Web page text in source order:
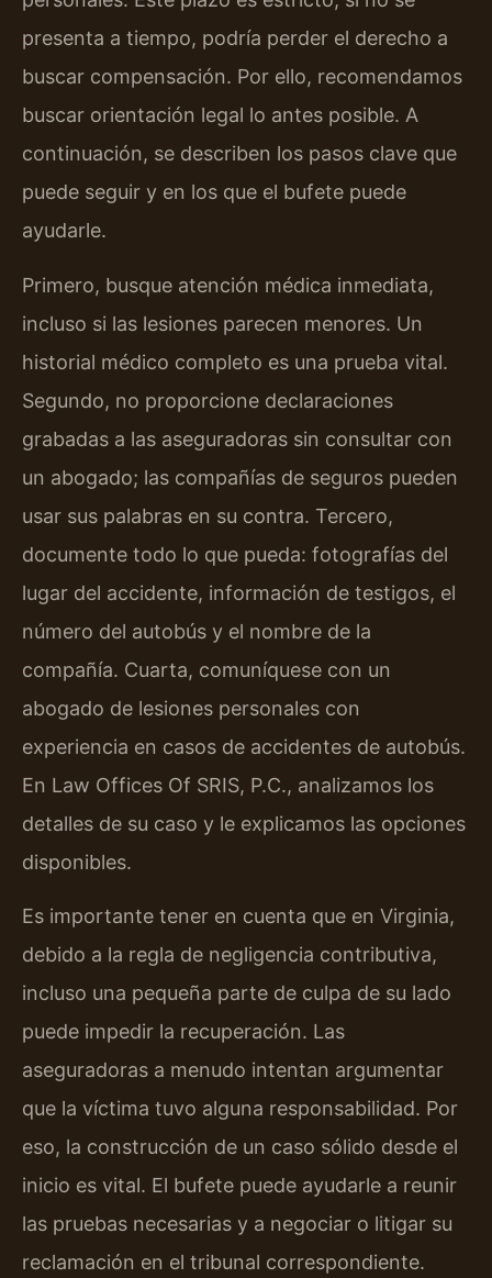
presenta a tiempo, podría perder el derecho a
buscar compensación. Por ello, recomendamos
buscar orientación legal lo antes posible. A
continuación, se describen los pasos clave que
puede seguir y en los que el bufete puede
ayudarle.
Primero, busque atención médica inmediata,
incluso si las lesiones parecen menores. Un
historial médico completo es una prueba vital.
Segundo, no proporcione declaraciones
grabadas a las aseguradoras sin consultar con
un abogado; las compañías de seguros pueden
usar sus palabras en su contra. Tercero,
documente todo lo que pueda: fotografías del
lugar del accidente, información de testigos, el
número del autobús y el nombre de la
compañía. Cuarta, comuníquese con un
abogado de lesiones personales con
experiencia en casos de accidentes de autobús.
En Law Offices Of SRIS, P.C., analizamos los
detalles de su caso y le explicamos las opciones
disponibles.
Es importante tener en cuenta que en Virginia,
debido a la regla de negligencia contributiva,
incluso una pequeña parte de culpa de su lado
puede impedir la recuperación. Las
aseguradoras a menudo intentan argumentar
que la víctima tuvo alguna responsabilidad. Por
eso, la construcción de un caso sólido desde el
inicio es vital. El bufete puede ayudarle a reunir
las pruebas necesarias y a negociar o litigar su
reclamación en el tribunal correspondiente.